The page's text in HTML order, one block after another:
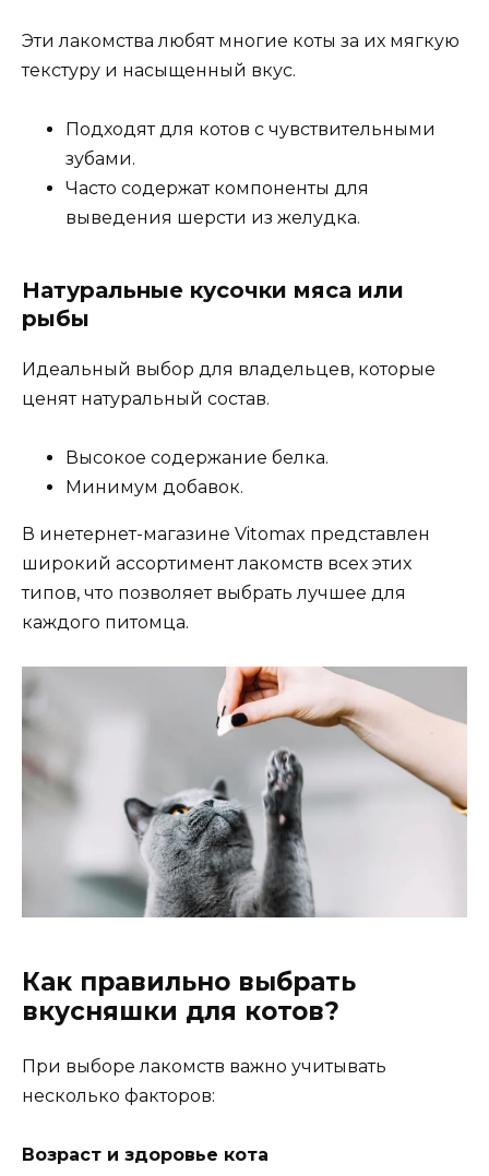
Эти лакомства любят многие коты за их мягкую
текстуру и насыщенный вкус.
Подходят для котов с чувствительными
зубами.
Часто содержат компоненты для
выведения шерсти из желудка.
Натуральные кусочки мяса или
рыбы
Идеальный выбор для владельцев, которые
ценят натуральный состав.
Высокое содержание белка.
Минимум добавок.
В инетернет-магазине Vitomax представлен
широкий ассортимент лакомств всех этих
типов, что позволяет выбрать лучшее для
каждого питомца.
Как правильно выбрать
вкусняшки для котов?
При выборе лакомств важно учитывать
несколько факторов:
Возраст и здоровье кота